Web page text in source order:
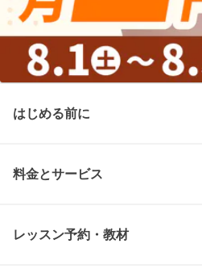
はじめる前に
料金とサービス
レッスン予約・教材